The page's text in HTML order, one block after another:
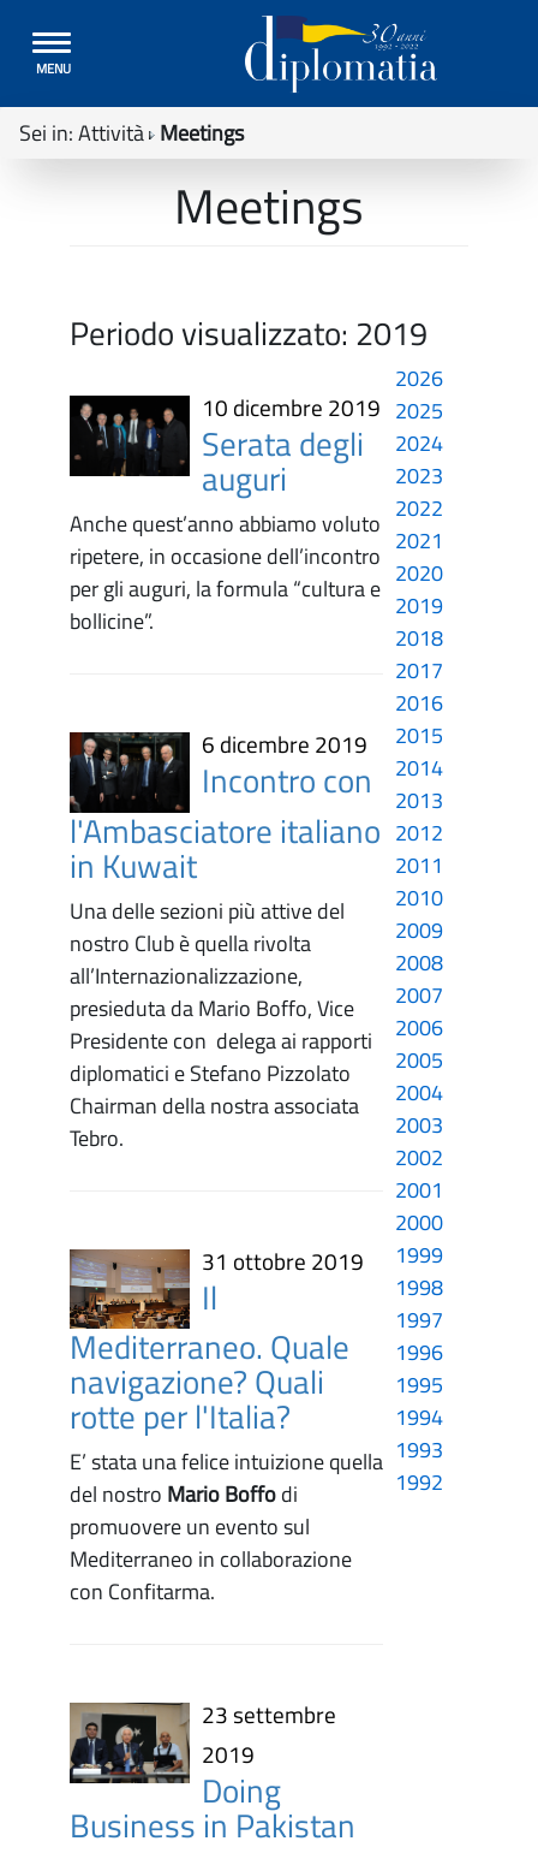
Toggle
navigation
MENU
Sei in:Attività Meetings
Meetings
Periodo visualizzato: 2019
10 dicembre 2019
Serata degli
auguri
Anche quest’anno abbiamo voluto
ripetere, in occasione dell’incontro
per gli auguri, la formula “cultura e
bollicine”.
6 dicembre 2019
Incontro con
l'Ambasciatore italiano
in Kuwait
Una delle sezioni più attive del
nostro Club è quella rivolta
all’Internazionalizzazione,
presieduta da Mario Boffo, Vice
Presidente con delega ai rapporti
diplomatici e Stefano Pizzolato
Chairman della nostra associata
Tebro.
31 ottobre 2019
Il
Mediterraneo. Quale
navigazione? Quali
rotte per l'Italia?
E’ stata una felice intuizione quella
del nostro Mario Boffodi
promuovere un evento sul
Mediterraneo in collaborazione
con Confitarma.
23 settembre
2019
Doing
Business in Pakistan
2026
2025
2024
2023
2022
2021
2020
2019
2018
2017
2016
2015
2014
2013
2012
2011
2010
2009
2008
2007
2006
2005
2004
2003
2002
2001
2000
1999
1998
1997
1996
1995
1994
1993
1992